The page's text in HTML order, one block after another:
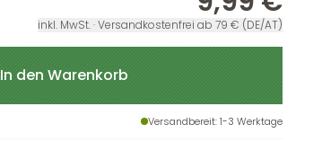
inkl. MwSt. · Versandkostenfrei ab 79 € (DE/AT)
In den Warenkorb
Versandbereit: 1-3 Werktage